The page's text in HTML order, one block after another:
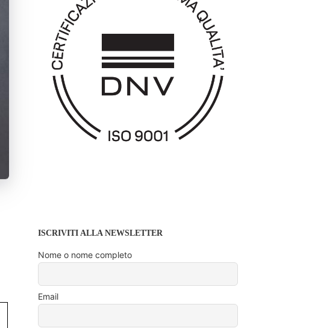
ISCRIVITI ALLA NEWSLETTER
Nome o nome completo
Email